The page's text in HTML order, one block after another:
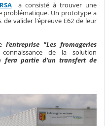
a consisté à trouver une
problématique. Un prototype a
valider l'épreuve E62 de leur
l'entreprise "Les fromageries
de la solution
fera partie d'un transfert de